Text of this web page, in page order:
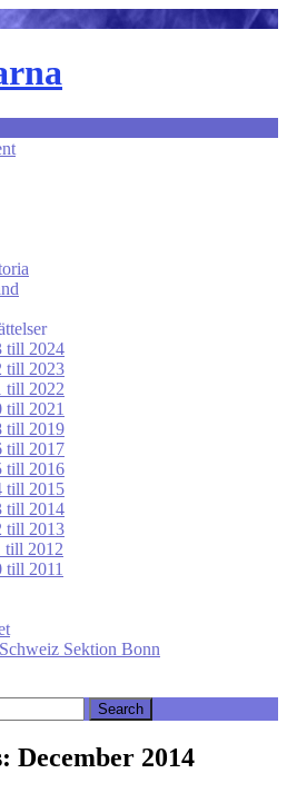
till 2024
till 2023
till 2022
till 2021
till 2019
till 2017
till 2016
till 2015
till 2014
till 2013
till 2012
till 2011
Sektion Bonn
December 2014